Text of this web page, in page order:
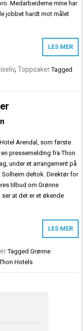
Medarbeiderne mine har
jobbet hardt mot målet
LES MER
,Toppsaker Tagged
Arendal, som første
pressemelding fra Thon
under et arrangement på
Solheim deltok. Direktør for
tilbud om Grønne
at det er et økende
LES MER
TaggedGrønne
Hotels